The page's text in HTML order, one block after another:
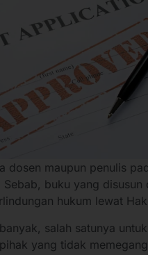
dosen maupun penulis
buku yang
hukum lewat
salah satunya
yang tidak